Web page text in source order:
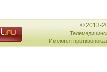
© 2013-
Имеются